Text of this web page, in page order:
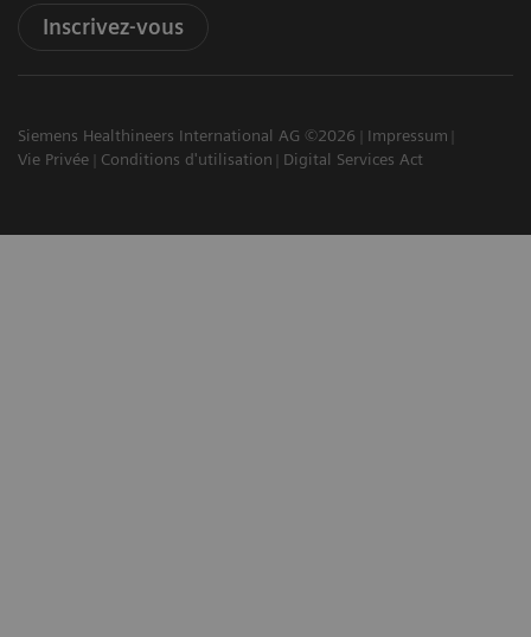
Inscrivez-vous
Siemens Healthineers International AG ©2026
Impressum
Vie Privée
Conditions d'utilisation Digital Services Act